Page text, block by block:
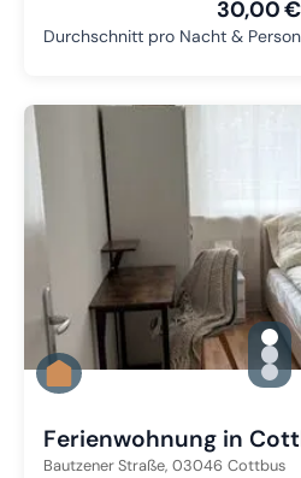
30,00 €
Durchschnitt pro Nacht & Person
Zu
Zu
Zu
Ferienwohnung in
Bautzener Straße, 03046 Cottbus